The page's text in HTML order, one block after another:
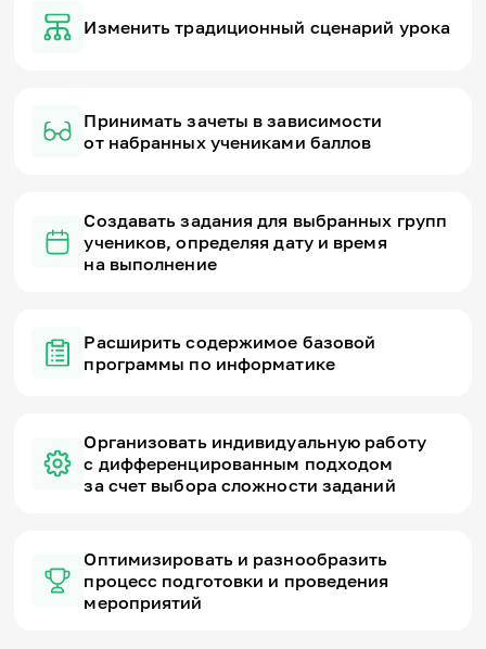
Секреты кода
Незрячим
Задать вопрос
Изменить традиционный сценарий урока
Принимать зачеты в зависимости
от набранных учениками баллов
Создавать задания для выбранных групп
учеников, определяя дату и время
на выполнение
Расширить содержимое базовой
программы по информатике
Организовать индивидуальную работу
с дифференцированным подходом
за счет выбора сложности заданий
Оптимизировать и разнообразить
процесс подготовки и проведения
мероприятий